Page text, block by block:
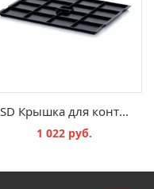
ESD Крышка для контейнеров KLT, ESD KLT-D 65
1 022 руб.